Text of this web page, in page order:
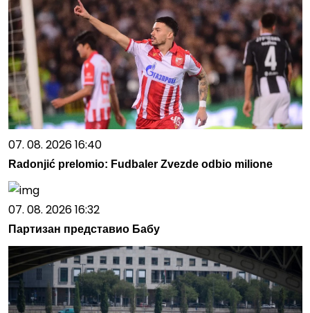
07. 08. 2026 16:40
Radonjić prelomio: Fudbaler Zvezde odbio milione
07. 08. 2026 16:32
Партизан представио Бабу